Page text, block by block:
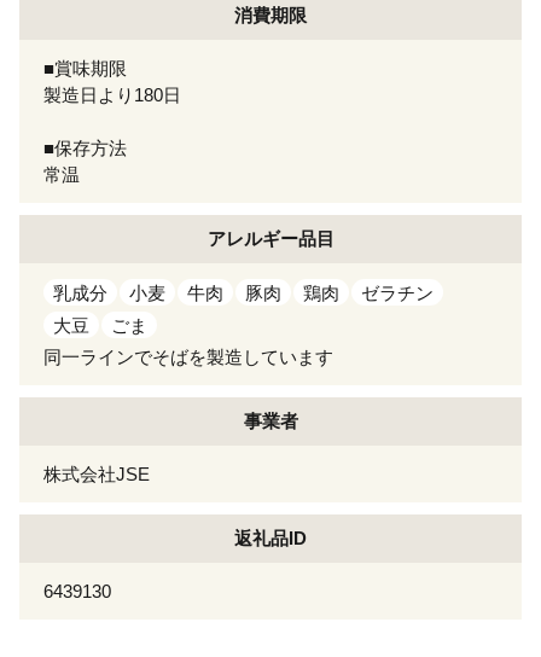
消費期限
■賞味期限
製造日より180日
■保存方法
常温
アレルギー品目
乳成分 小麦 牛肉 豚肉 鶏肉
ゼラチン
大豆
ごま
同一ラインでそばを製造しています
事業者
株式会社JSE
返礼品ID
6439130